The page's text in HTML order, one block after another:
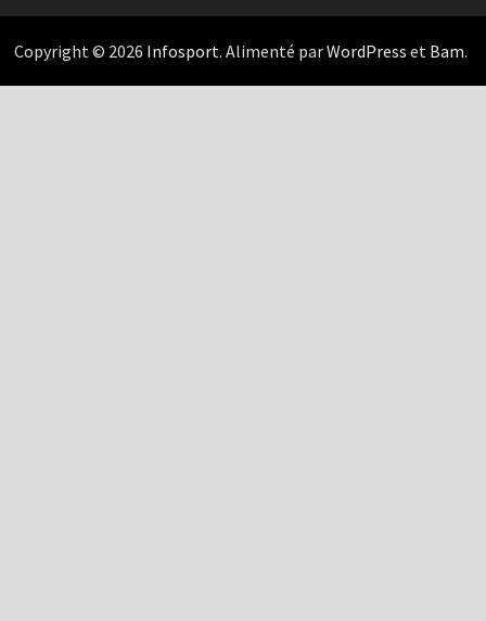
Copyright © 2026 Infosport. Alimenté parWordPress et Bam.